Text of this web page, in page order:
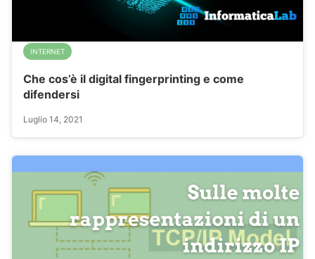
INTERNET
Che cos’è il digital fingerprinting e come
difendersi
Luglio 14, 2021